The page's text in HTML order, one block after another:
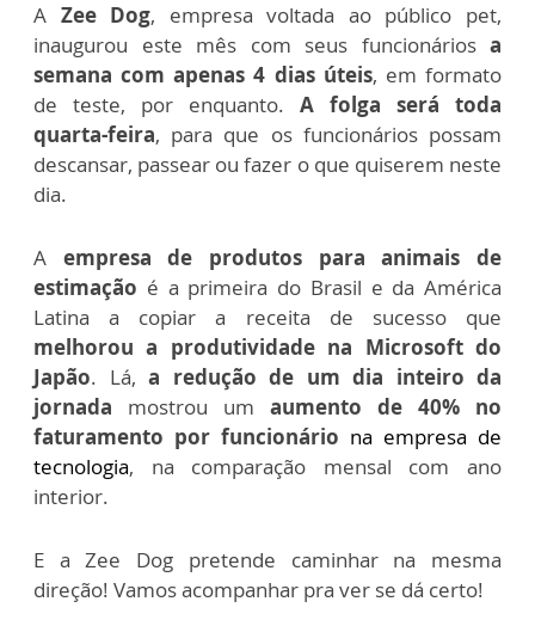
A Zee Dog, empresa voltada ao público pet,
inaugurou este mês com seus funcionários a
semana com apenas 4 dias úteis, em formato
de teste, por enquanto. A folga será toda
quarta-feira, para que os funcionários possam
descansar, passear ou fazer o que quiserem neste
dia.
A empresa de produtos para animais de
estimação é a primeira do Brasil e da América
Latina a copiar a receita de sucesso que
melhorou a produtividade na Microsoft do
Japão. Lá, a redução de um dia inteiro da
jornada mostrou um aumento de 40% no
faturamento por funcionário na empresa de
tecnologia, na comparação mensal com ano
interior.
E a Zee Dog pretende caminhar na mesma
direção! Vamos acompanhar pra ver se dá certo!